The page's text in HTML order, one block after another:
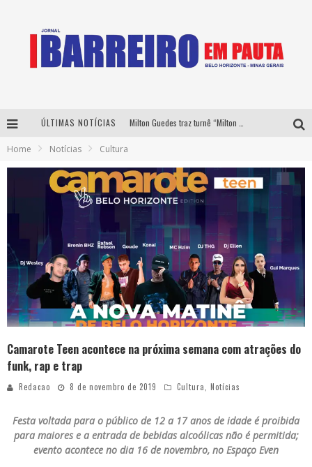
ÚLTIMAS NOTÍCIAS
É neste sábado: Marcelinho de Lima e Trio Virgulino agitam o Forró do Givanildo em Pedro Leopoldo
Home Notícias Cultura
Camarote Teen acontece na próxima semana com atrações do
funk, rap e trap
Redacao 8 de novembro de 2019 Cultura, Notícias
Festa voltada para o público de 12 a 17 anos de idade é proibida
para maiores e a entrada de bebidas alcoólicas não é permitida;
evento acontece no dia 16 de novembro, no Espaço Even